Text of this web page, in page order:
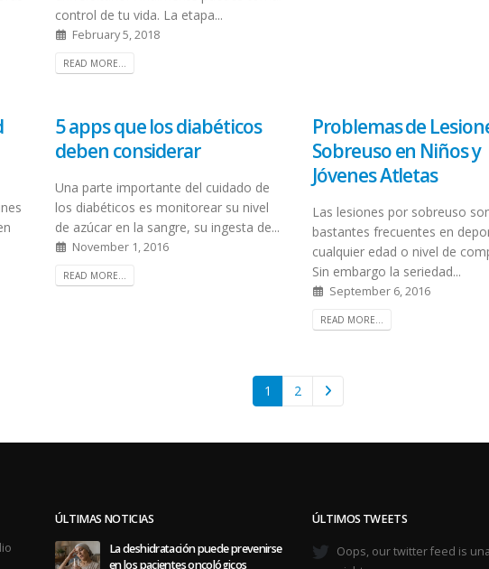
control de tu vida. La etapa...
February 5, 2018
READ MORE...
5 apps que los diabéticos
deben considerar
Una parte importante del cuidado de
los diabéticos es monitorear su nivel
de azúcar en la sangre, su ingesta de...
November 1, 2016
READ MORE...
Problemas de
Sobreuso en Niños y
Jóvenes Atletas
Las lesiones por sobreuso
bastantes frecuentes en
cualquier edad o nivel de
Sin embargo la seriedad...
September 6, 2016
READ MORE...
1 2
ÚLTIMAS NOTICIAS
La deshidratación puede prevenirse
en los pacientes oncológicos
ÚLTIMOS TWEETS
Oops, our twitter feed is